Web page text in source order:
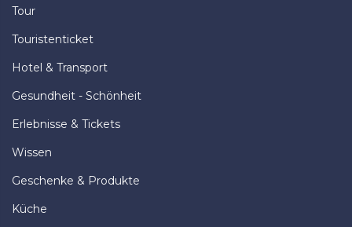
Tour
Touristenticket
Hotel & Transport
Gesundheit - Schönheit
Erlebnisse & Tickets
Wissen
Geschenke & Produkte
Küche